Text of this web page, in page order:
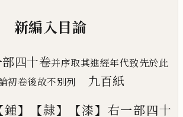
新編入目論
四十卷并序取其進經年代致先於此
初卷後故不別列 九百紙
鍾】【隷】【漆】 右一部四十